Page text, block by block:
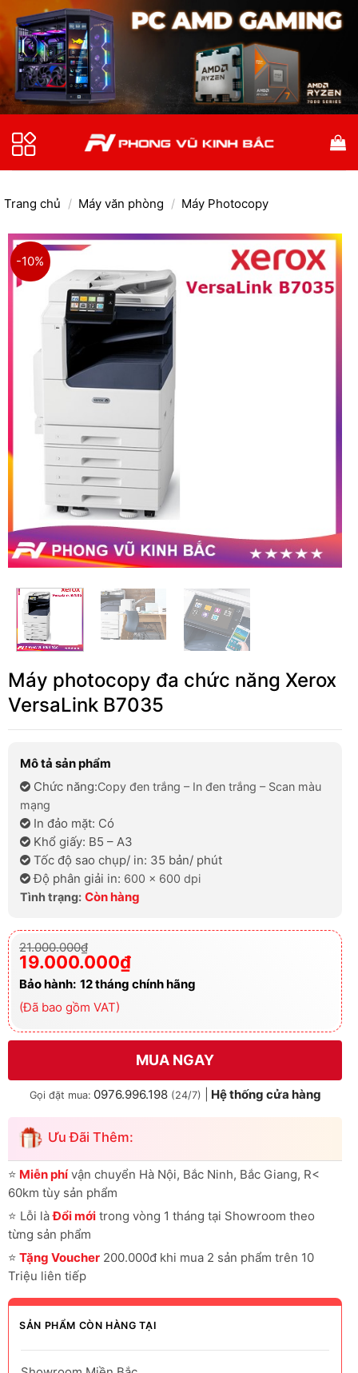
qua
nội
dung
Trang chủ / Máy văn phòng / Máy Photocopy
-10%
Máy photocopy đa chức năng Xerox
VersaLink B7035
Mô tả sản phẩm
Chức năng:Copy đen trắng – In đen trắng – Scan màu
mạng
In đảo mặt: Có
Khổ giấy: B5 – A3
Tốc độ sao chụp/ in: 35 bản/ phút
Độ phân giải in: 600 x 600 dpi
Tình trạng: Còn hàng
21.000.000₫
Giá
gốc
là:
21.000.000₫.
19.000.000₫
Giá
hiện
tại
là:
19.000.000₫.
Bảo hành: 12tháng chính hãng
(Đã bao gồm VAT)
MUA NGAY
Gọi đặt mua: 0976.996.198 (24/7) Hệ thống cửa hàng
Ưu Đãi Thêm:
⭐ Miễn phívận chuyển Hà Nội, Bắc Ninh, Bắc Giang, R<
60km tùy sản phẩm
⭐ Lỗi làĐổi mới trong vòng 1 tháng tại Showroom theo
từng sản phẩm
⭐ Tặng Voucher 200.000đ khi mua 2 sản phẩm trên 10
Triệu liên tiếp
SẢN PHẨM CÒN HÀNG TẠI